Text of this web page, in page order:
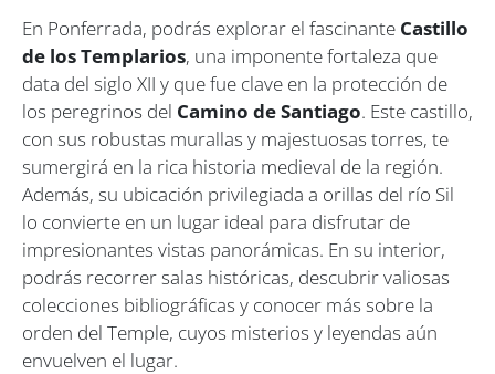
En Ponferrada, podrás explorar el fascinante Castillo
de los Templarios, una imponente fortaleza que
data del siglo XII y que fue clave en la protección de
los peregrinos del Camino de Santiago. Este castillo,
con sus robustas murallas y majestuosas torres, te
sumergirá en la rica historia medieval de la región.
Además, su ubicación privilegiada a orillas del río Sil
lo convierte en un lugar ideal para disfrutar de
impresionantes vistas panorámicas. En su interior,
podrás recorrer salas históricas, descubrir valiosas
colecciones bibliográficas y conocer más sobre la
orden del Temple, cuyos misterios y leyendas aún
envuelven el lugar.